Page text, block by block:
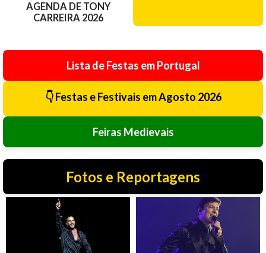
AGENDA DE TONY
CARREIRA 2026
Lista de Festas em Portugal
👇 Festas e Festivais em Agosto 2026
Feiras Medievais
Fotos e Reportagens